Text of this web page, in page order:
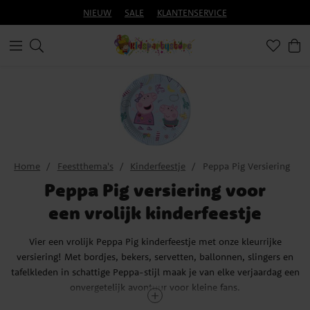
NIEUW SALE KLANTENSERVICE
Home Feestthema's Kinderfeestje Peppa Pig Versiering
Peppa Pig versiering voor
een vrolijk kinderfeestje
Vier een vrolijk Peppa Pig kinderfeestje met onze kleurrijke
versiering! Met bordjes, bekers, servetten, ballonnen, slingers en
tafelkleden in schattige Peppa-stijl maak je van elke verjaardag een
onvergetelijk avontuur voor kleine fans.